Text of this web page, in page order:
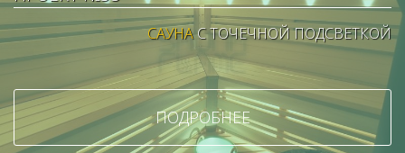
САУНАС ТОЧЕЧНОЙ ПОДСВЕТКОЙ
ПОДРОБНЕЕ